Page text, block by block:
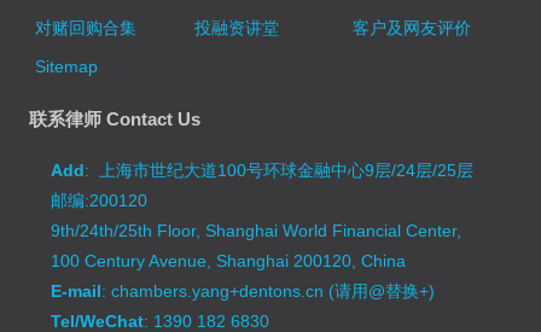
对赌回购合集
投融资讲堂
客户及网友评价
Sitemap
联系律师 Contact Us
Add: 上海市世纪大道100号环球金融中心9层/24层/25层
邮编:200120
9th/24th/25th Floor, Shanghai World Financial Center,
100 Century Avenue, Shanghai 200120, China
E-mail: chambers.yang+dentons.cn (请用@替换+)
Tel/WeChat: 1390 182 6830